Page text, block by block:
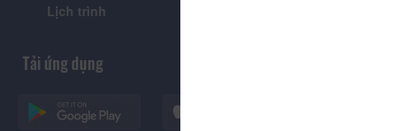
Lịch trình
Tải ứng dụng